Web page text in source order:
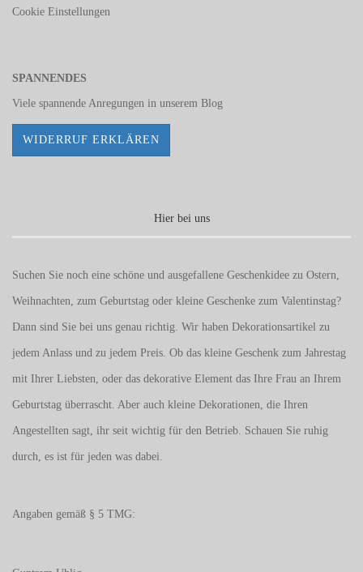
Cookie Einstellungen
SPANNENDES
Viele spannende Anregungen in unserem Blog
WIDERRUF ERKLÄREN
Hier bei uns
Suchen Sie noch eine schöne und ausgefallene Geschenkidee zu Ostern,
Weihnachten, zum Geburtstag oder kleine Geschenke zum Valentinstag?
Dann sind Sie bei uns genau richtig. Wir haben Dekorationsartikel zu
jedem Anlass und zu jedem Preis. Ob das kleine Geschenk zum Jahrestag
mit Ihrer Liebsten, oder das dekorative Element das Ihre Frau an Ihrem
Geburtstag überrascht. Aber auch kleine Dekorationen, die Ihren
Angestellten sagt, ihr seit wichtig für den Betrieb. Schauen Sie ruhig
durch, es ist für jeden was dabei.
Angaben gemäß § 5 TMG: